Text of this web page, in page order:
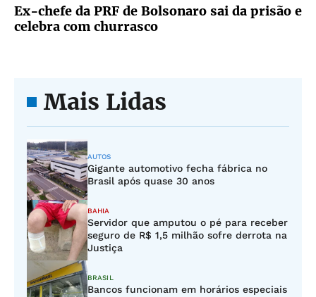
Ex-chefe da PRF de Bolsonaro sai da prisão e
celebra com churrasco
Mais Lidas
AUTOS
Gigante automotivo fecha fábrica no
Brasil após quase 30 anos
BAHIA
Servidor que amputou o pé para receber
seguro de R$ 1,5 milhão sofre derrota na
Justiça
BRASIL
Bancos funcionam em horários especiais